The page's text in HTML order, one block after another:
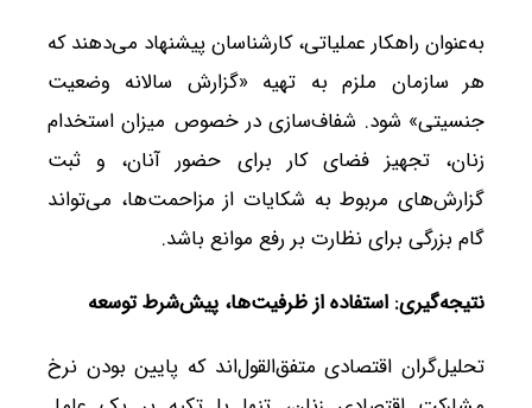
به‌عنوان راهکار عملیاتی، کارشناسان پیشنهاد می‌دهند که
هر سازمان ملزم به تهیه «گزارش سالانه وضعیت
جنسیتی» شود. شفاف‌سازی در خصوص میزان استخدام
زنان، تجهیز فضای کار برای حضور آنان، و ثبت
گزارش‌های مربوط به شکایات از مزاحمت‌ها، می‌تواند
گام بزرگی برای نظارت بر رفع موانع باشد.
نتیجه‌گیری: استفاده از ظرفیت‌ها، پیش‌شرط توسعه
تحلیل‌گران اقتصادی متفق‌القول‌اند که پایین بودن نرخ